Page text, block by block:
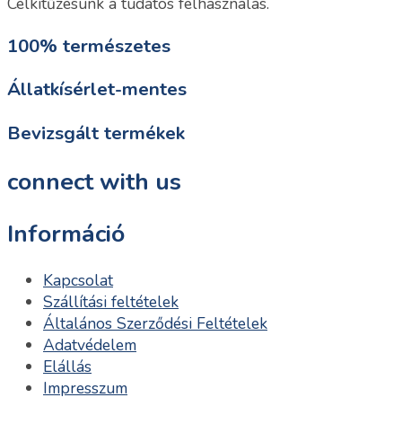
100% természetes
Állatkísérlet-mentes
Bevizsgált termékek
connect with us
Információ
Kapcsolat
Szállítási feltételek
Általános Szerződési Feltételek
Adatvédelem
Elállás
Impresszum